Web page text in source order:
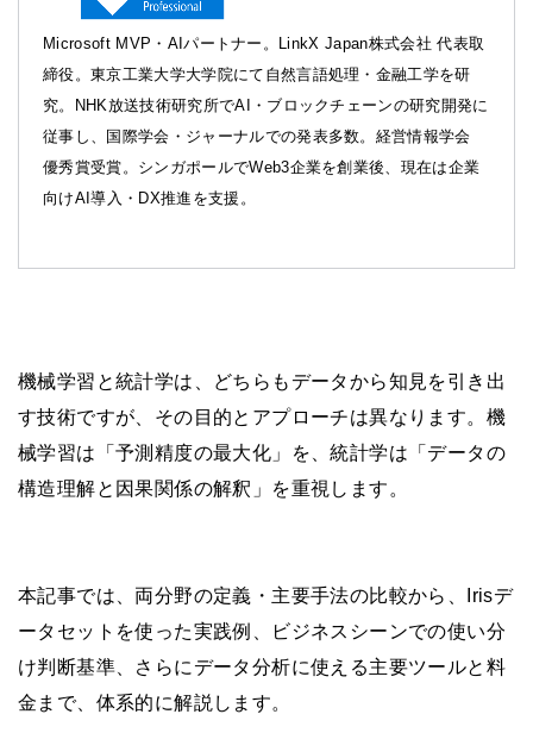
Microsoft MVP・AIパートナー。LinkX Japan株式会社 代表取
締役。東京工業大学大学院にて自然言語処理・金融工学を研
究。NHK放送技術研究所でAI・ブロックチェーンの研究開発に
従事し、国際学会・ジャーナルでの発表多数。経営情報学会
優秀賞受賞。シンガポールでWeb3企業を創業後、現在は企業
向けAI導入・DX推進を支援。
機械学習と統計学は、どちらもデータから知見を引き出
す技術ですが、その目的とアプローチは異なります。機
械学習は「予測精度の最大化」を、統計学は「データの
構造理解と因果関係の解釈」を重視します。
本記事では、両分野の定義・主要手法の比較から、Irisデ
ータセットを使った実践例、ビジネスシーンでの使い分
け判断基準、さらにデータ分析に使える主要ツールと料
金まで、体系的に解説します。